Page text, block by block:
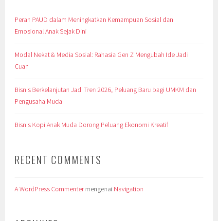
Peran PAUD dalam Meningkatkan Kemampuan Sosial dan
Emosional Anak Sejak Dini
Modal Nekat & Media Sosial: Rahasia Gen Z Mengubah Ide Jadi
Cuan
Bisnis Berkelanjutan Jadi Tren 2026, Peluang Baru bagi UMKM dan
Pengusaha Muda
Bisnis Kopi Anak Muda Dorong Peluang Ekonomi Kreatif
RECENT COMMENTS
A WordPress Commentermengenai Navigation